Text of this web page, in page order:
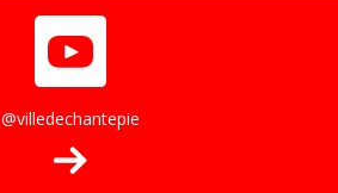
@villedechantepie